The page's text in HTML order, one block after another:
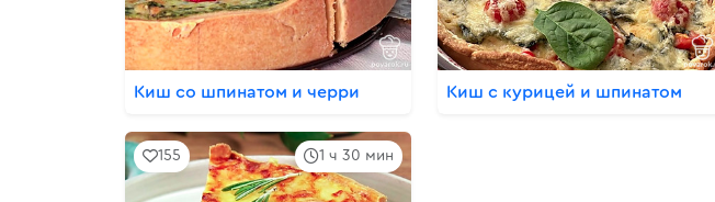
Киш со шпинатом и черри Киш с курицей и шпинатом
1 ч 30 мин
155